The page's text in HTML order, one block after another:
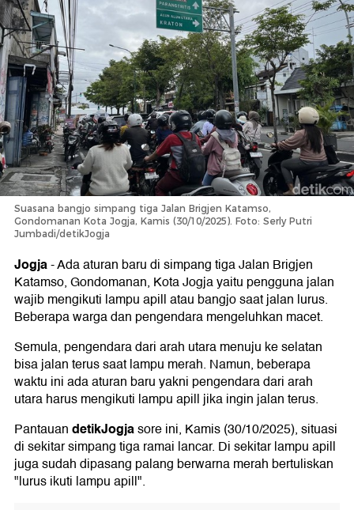
Suasana bangjo simpang tiga Jalan Brigjen Katamso,
Gondomanan Kota Jogja, Kamis (30/10/2025). Foto: Serly Putri
Jumbadi/detikJogja
Jogja-Ada aturan baru di simpang tiga Jalan Brigjen
Katamso, Gondomanan, Kota Jogja yaitu pengguna jalan
wajib mengikuti lampu apill atau bangjo saat jalan lurus.
Beberapa warga dan pengendara mengeluhkan macet.
Semula, pengendara dari arah utara menuju ke selatan
bisa jalan terus saat lampu merah. Namun, beberapa
waktu ini ada aturan baru yakni pengendara dari arah
utara harus mengikuti lampu apill jika ingin jalan terus.
PantauandetikJogjasore ini, Kamis (30/10/2025), situasi
di sekitar simpang tiga ramai lancar. Di sekitar lampu apill
juga sudah dipasang palang berwarna merah bertuliskan
"lurus ikuti lampu apill".